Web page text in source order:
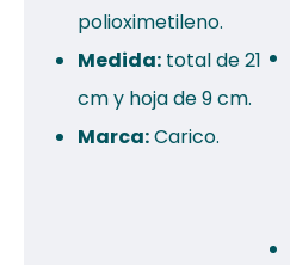
polioximetileno.
Medida: total de 21
cm y hoja de 9 cm.
Marca:Carico.